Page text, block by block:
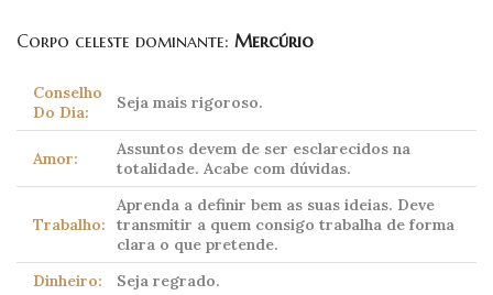
Corpo celeste dominante: Mercúrio
Conselho
Do Dia:
Seja mais rigoroso.
Amor:
Assuntos devem de ser esclarecidos na
totalidade. Acabe com dúvidas.
Trabalho:
Aprenda a definir bem as suas ideias. Deve
transmitir a quem consigo trabalha de forma
clara o que pretende.
Dinheiro:
Seja regrado.